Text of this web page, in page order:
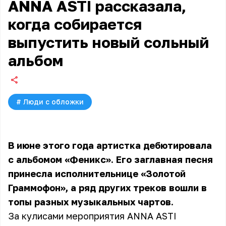
ANNA ASTI рассказала,
когда собирается
выпустить новый сольный
альбом
# Люди с обложки
В июне этого года артистка дебютировала
с альбомом «Феникс». Его заглавная песня
принесла исполнительнице «Золотой
Граммофон», а ряд других треков вошли в
топы разных музыкальных чартов.
За кулисами мероприятия ANNA ASTI